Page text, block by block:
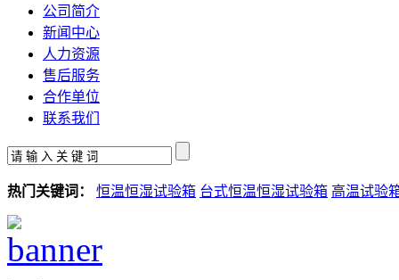
公司简介
新闻中心
人力资源
售后服务
合作单位
联系我们
热门关键词： 恒温恒湿试验箱 台式恒温恒湿试验箱 高温试验